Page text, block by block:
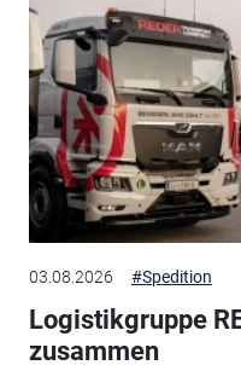
03.08.2026 #Spedition
Logistikgruppe
zusammen